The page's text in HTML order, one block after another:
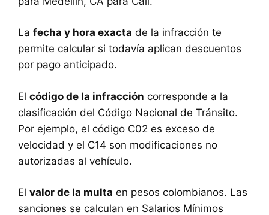
La fecha y hora exacta de la infracción te
permite calcular si todavía aplican descuentos
por pago anticipado.
El código de la infracción corresponde a la
clasificación del Código Nacional de Tránsito.
Por ejemplo, el código C02 es exceso de
velocidad y el C14 son modificaciones no
autorizadas al vehículo.
El valor de la multa en pesos colombianos. Las
sanciones se calculan en Salarios Mínimos